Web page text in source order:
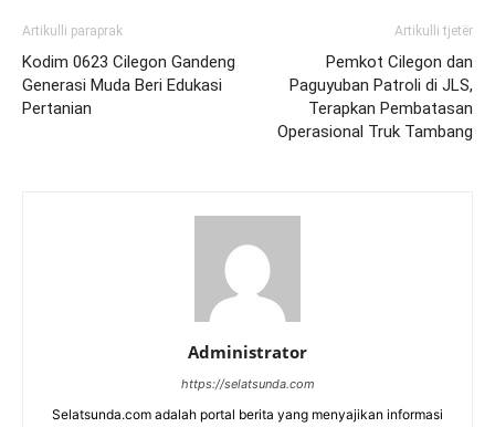
Artikulli paraprak
Kodim 0623 Cilegon Gandeng
Generasi Muda Beri Edukasi
Pertanian
Artikulli tjetër
Pemkot Cilegon dan
Paguyuban Patroli di JLS,
Terapkan Pembatasan
Operasional Truk Tambang
Administrator
https://selatsunda.com
Selatsunda.com adalah portal berita yang menyajikan informasi